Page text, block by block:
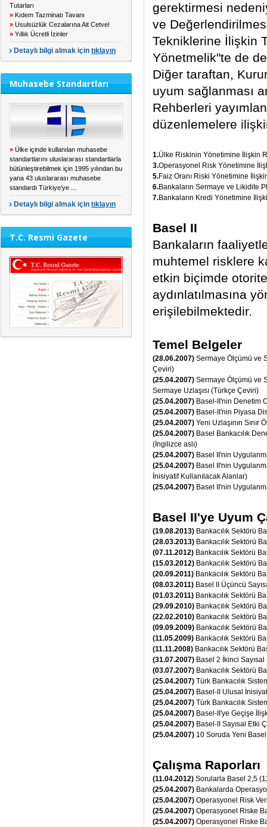
Tutarları
» Kıdem Tazminatı Tavanı
» Usulsüzlük Cezalarına Ait Cetvel
» Yıllık Ücretli İzinler
Detaylı bilgi almak için tıklayın
Muhasebe Standartları
» Ülke içinde kullanılan muhasebe
standartlarını uluslararası standartlarla
bütünleştirebilmek için 1995 yılından bu
yana 43 uluslararası muhasebe
standardı Türkiye’ye ...
Detaylı bilgi almak için tıklayın
T.C. Resmi Gazete
gerektirmesi
ve
Tekniklerine İlişkin
Yönetmelik"te de
Diğer taraftan,
uyum sağlanması
Rehberleri
düzenlemelere
1.Ülke Riskinin Yönetimine İlişkin
3.Operasyonel Risk Yönetimine
5.Faiz Oranı Riski Yönetimine
6.Bankaların Sermaye ve Likidite
7.Bankaların Kredi Yönetimine
Basel II
Bankaların
muhtemel risklere
etkin biçimde
aydınlatılmasına
erişilebilmektedir.
Temel Belgeler
(28.06.2007) Sermaye Ölçümü ve
Çeviri)
(25.04.2007) Sermaye Ölçümü ve
Sermaye Uzlaşısı (Türkçe Çeviri)
(25.04.2007) Basel-II'nin Denetim
(25.04.2007) Basel-II'nin Piyasa
(25.04.2007) Yeni Uzlaşının
(25.04.2007) Basel Bankacılık
(İngilizce aslı)
(25.04.2007) Basel II'nin
(25.04.2007) Basel II'nin
İnisiyatif Kullanılacak Alanlar)
(25.04.2007) Basel II'nin
Basel II'ye Uyum
(19.08.2013) Bankacılık Sektörü
(28.03.2013) Bankacılık Sektörü
(07.11.2012) Bankacılık Sektörü
(15.03.2012) Bankacılık Sektörü
(20.09.2011) Bankacılık Sektörü
(08.03.2011) Basel II Üçüncü
(01.03.2011) Bankacılık Sektörü
(29.09.2010) Bankacılık Sektörü
(22.02.2010) Bankacılık Sektörü
(09.09.2009) Bankacılık Sektörü
(11.05.2009) Bankacılık Sektörü
(11.11.2008) Bankacılık Sektörü
(31.07.2007) Basel 2 İkinci
(03.07.2007) Bankacılık Sektörü
(25.04.2007) Türk Bankacılık
(25.04.2007) Basel-II Ulusal
(25.04.2007) Türk Bankacılık
(25.04.2007) Basel-II'ye Geçişe
(25.04.2007) Basel-II Sayısal Etki
(25.04.2007) 10 Soruda Yeni
Çalışma Raporları
(11.04.2012) Sorularla Basel 2,5
(25.04.2007) Bankalarda
(25.04.2007) Operasyonel Risk
(25.04.2007) Operasyonel Riske
(25.04.2007) Operasyonel Riske